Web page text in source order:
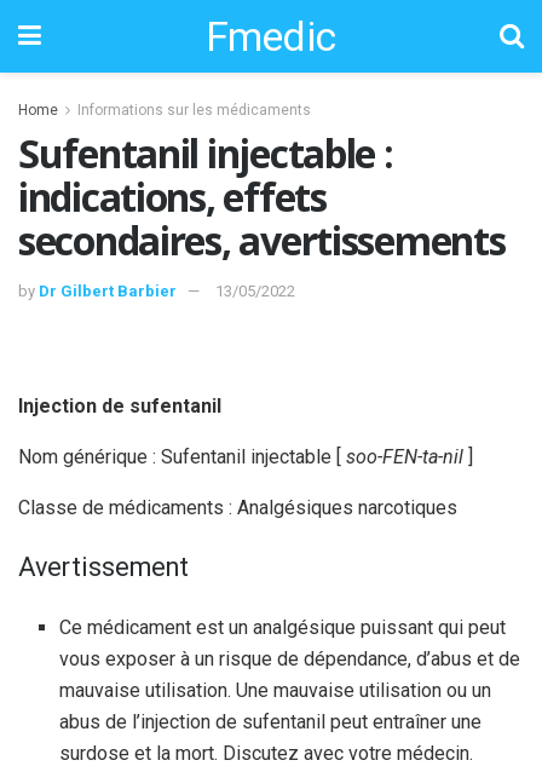
Fmedic
Home Informations sur les médicaments
Sufentanil injectable :
indications, effets
secondaires, avertissements
by Dr Gilbert Barbier 13/05/2022
Injection de sufentanil
Nom générique : Sufentanil injectable [ soo-FEN-ta-nil ]
Classe de médicaments : Analgésiques narcotiques
Avertissement
Ce médicament est un analgésique puissant qui peut
vous exposer à un risque de dépendance, d’abus et de
mauvaise utilisation. Une mauvaise utilisation ou un
abus de l’injection de sufentanil peut entraîner une
surdose et la mort. Discutez avec votre médecin.